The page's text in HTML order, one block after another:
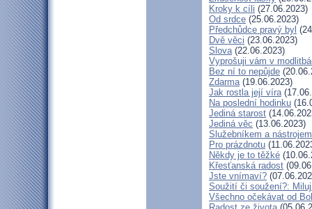
Kroky k cíli (27.06.2023)
Od srdce (25.06.2023)
Předchůdce pravý byl
Dvě věci (23.06.2023)
Slova(22.06.2023)
Vyprošuji vám v
Bez ní to nepůjde
Zdarma(19.06.2023)
Jak rostla její víra
Na poslední hodinku
Jediná starost
Jediná věc (13.06.2023)
Služebníkem a nástrojem
Pro prázdnotu
Někdy je to těžké
Křesťanská radost
Jste vnímaví?
Soužití či soužení?:
Všechno očekávat od